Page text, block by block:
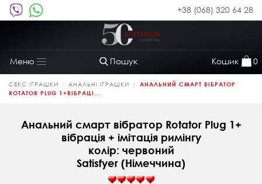
+38 (068) 320 64 28
Пошук Кошик 0
Меню
Toggle
navigation
СЕКС ІГРАШКИ АНАЛЬНІ ІГРАШКИ
АНАЛЬНИЙ СМАРТ ВІБРАТОР
ROTATOR PLUG 1+ВІБРАЦІ...
Анальний смарт вібратор Rotator Plug 1+
вібрація + імітація римінгу
колір: червоний
Satisfyer (Німеччина)